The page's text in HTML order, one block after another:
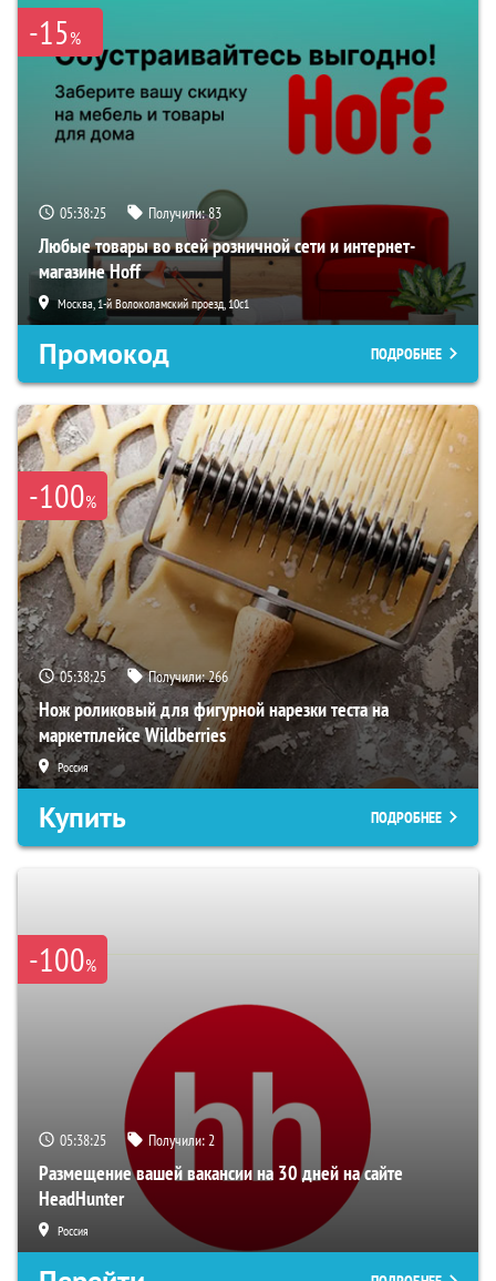
-15%
05:38:24 Получили:83
Любые товары во всей розничной сети и интернет-
магазине Hoff
Москва, 1-й Волоколамский проезд, 10с1
Промокод ПОДРОБНЕЕ
-100%
05:38:24 Получили:266
Нож роликовый для фигурной нарезки теста на
маркетплейсе Wildberries
Россия
Купить ПОДРОБНЕЕ
-100%
05:38:24 Получили:2
Размещение вашей вакансии на 30 дней на сайте
HeadHunter
Россия